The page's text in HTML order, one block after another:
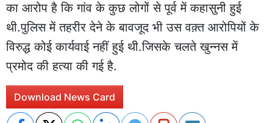
का आरोप है कि गांव के कुछ लोगों से पूर्व में कहासुनी हुई
थी.पुलिस में तहरीर देने के बावजूद भी उस वक़्त आरोपियों के
विरुद्ध कोई कार्यवाई नहीं हुई थी.जिसके चलते खुन्नस में
प्रमोद की हत्या की गई है.
Download News Card